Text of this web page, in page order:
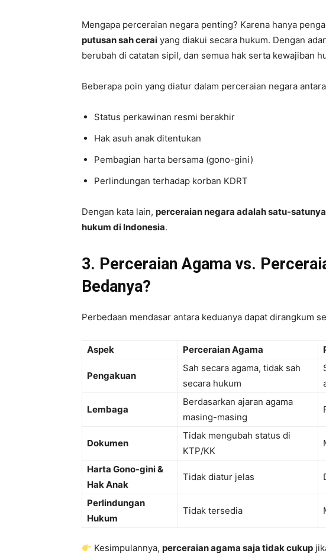
Mengapa perceraian negara penting? Karena hanya
putusan sah cerai yang diakui secara hukum. Dengan
berubah di catatan sipil, dan semua hak serta kewajiban
Beberapa poin yang diatur dalam perceraian negara
Status perkawinan resmi berakhir
Hak asuh anak ditentukan
Pembagian harta bersama (gono-gini)
Perlindungan terhadap korban KDRT
Dengan kata lain, perceraian negara adalah satu-
hukum di Indonesia.
3. Perceraian Agama vs.
Bedanya?
Perbedaan mendasar antara keduanya dapat dirangkum
Aspek Perceraian Agama
Pengakuan
Sah secara agama, tidak sah
secara hukum
Lembaga
Berdasarkan ajaran agama
masing-masing
Dokumen
Tidak mengubah status di
KTP/KK
Harta Gono-gini &
Hak Anak
Tidak diatur jelas
Perlindungan
Hukum
Tidak tersedia
Kesimpulannya,perceraian agama saja tidak cukup